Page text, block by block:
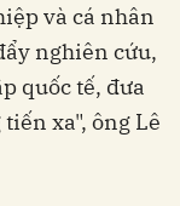
và cá nhân
nghiên cứu,
quốc tế, đưa
xa", ông Lê